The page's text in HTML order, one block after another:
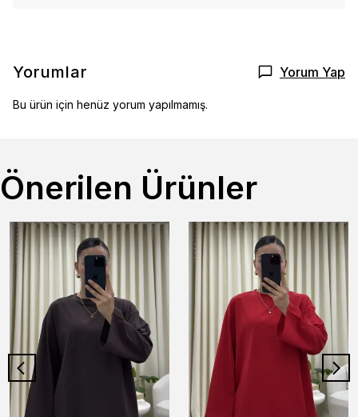
Yorumlar Yorum Yap
Bu ürün için henüz yorum yapılmamış.
Önerilen Ürünler